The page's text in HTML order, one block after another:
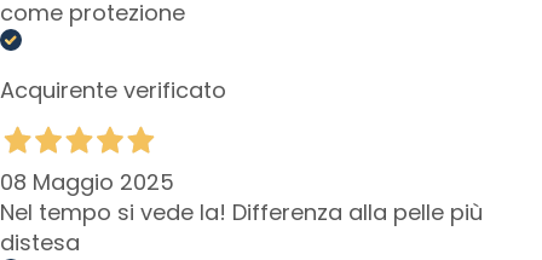
n
c
c
e
C
r
come protezione
Acquirente verificato
08 Maggio 2025
Nel tempo si vede la! Differenza alla pelle più
distesa